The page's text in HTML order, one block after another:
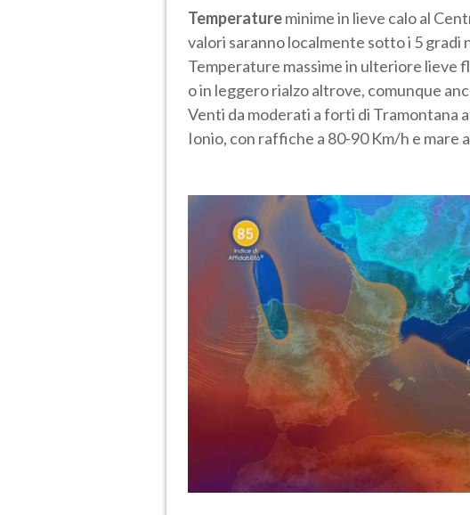
Temperatureminime in lieve calo al
valori saranno localmente sotto i 5
Temperature massime in ulteriore lieve
o in leggero rialzo altrove, comunque
Venti da moderati a forti di Tramontana
Ionio, con raffiche a 80-90 Km/h e mare